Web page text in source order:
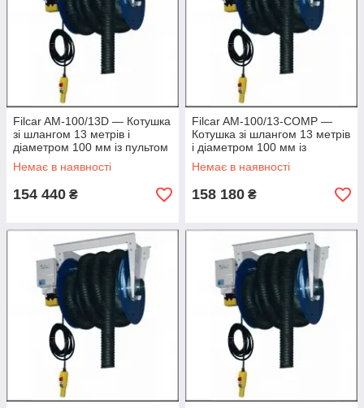
Filcar AM-100/13D — Котушка
зі шлангом 13 метрів і
діаметром 100 мм із пультом
Немає в наявності
154 440 ₴
Filcar AM-100/13-COMP —
Котушка зі шлангом 13 метрів
і діаметром 100 мм із
пультом і наконечником
Немає в наявності
158 180 ₴